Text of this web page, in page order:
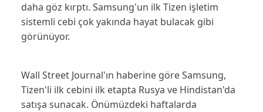
daha göz kırptı. Samsung'un ilk Tizen işletim
sistemli cebi çok yakında hayat bulacak gibi
görünüyor.
Wall Street Journal'ın haberine göre Samsung,
Tizen'li ilk cebini ilk etapta Rusya ve Hindistan'da
satışa sunacak. Önümüzdeki haftalarda